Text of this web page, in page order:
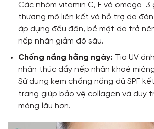
Các nhóm vitamin C, E và omega-3
thương mô liên kết và hỗ trợ da
áp dụng đều đặn, bề mặt da trở
nếp nhăn giảm độ sâu.
Chống nắng hằng ngày: Tia UV
nhân thúc đẩy nếp nhăn khoé
Sử dụng kem chống nắng đủ SPF
trang giúp bảo vệ collagen và duy
màng lâu hơn.